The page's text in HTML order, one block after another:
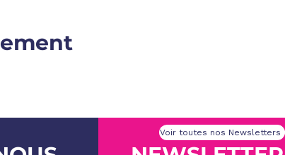
Voir toutes nos Newsletters